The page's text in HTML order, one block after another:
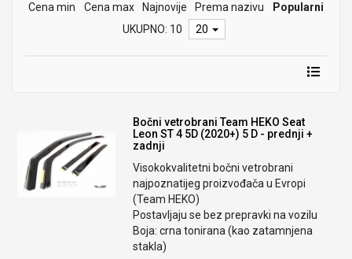
Cena min Cena max Najnovije Prema nazivu
Popularni
UKUPNO: 10
20
Bočni vetrobrani Team HEKO Seat
Leon ST 4 5D (2020+) 5 D - prednji +
zadnji
Visokokvalitetni bočni vetrobrani
najpoznatijeg proizvođača u Evropi
(Team HEKO)
Postavljaju se bez prepravki na vozilu
Boja: crna tonirana (kao zatamnjena
stakla)